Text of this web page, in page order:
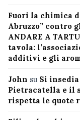
Fuori la chimica
Abruzzo” contro
ANDARE A
tavola:
additivi e gli
John su Si
Pietracatella e il
rispetta le quote